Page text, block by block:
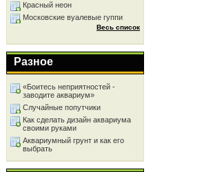
Красный неон
Московские вуалевые гуппи
Весь список
Разное
«Боитесь неприятностей -
заводите аквариум»
Случайные попутчики
Как сделать дизайн аквариума
своими руками
Аквариумный грунт и как его
выбрать